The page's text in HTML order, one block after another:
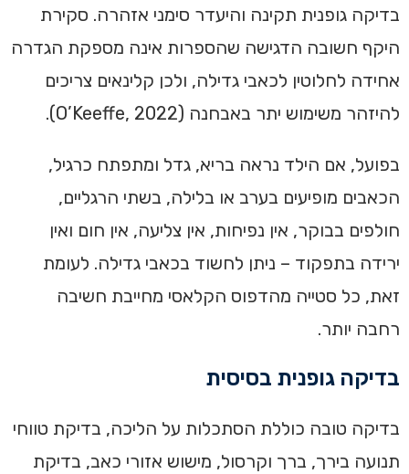
בדיקה גופנית תקינה והיעדר סימני אזהרה. סקירת
היקף חשובה הדגישה שהספרות אינה מספקת הגדרה
אחידה לחלוטין לכאבי גדילה, ולכן קלינאים צריכים
להיזהר משימוש יתר באבחנה (O’Keeffe, 2022).
בפועל, אם הילד נראה בריא, גדל ומתפתח כרגיל,
הכאבים מופיעים בערב או בלילה, בשתי הרגליים,
חולפים בבוקר, אין נפיחות, אין צליעה, אין חום ואין
ירידה בתפקוד – ניתן לחשוד בכאבי גדילה. לעומת
זאת, כל סטייה מהדפוס הקלאסי מחייבת חשיבה
רחבה יותר.
בדיקה גופנית בסיסית
בדיקה טובה כוללת הסתכלות על הליכה, בדיקת טווחי
תנועה בירך, ברך וקרסול, מישוש אזורי כאב, בדיקת